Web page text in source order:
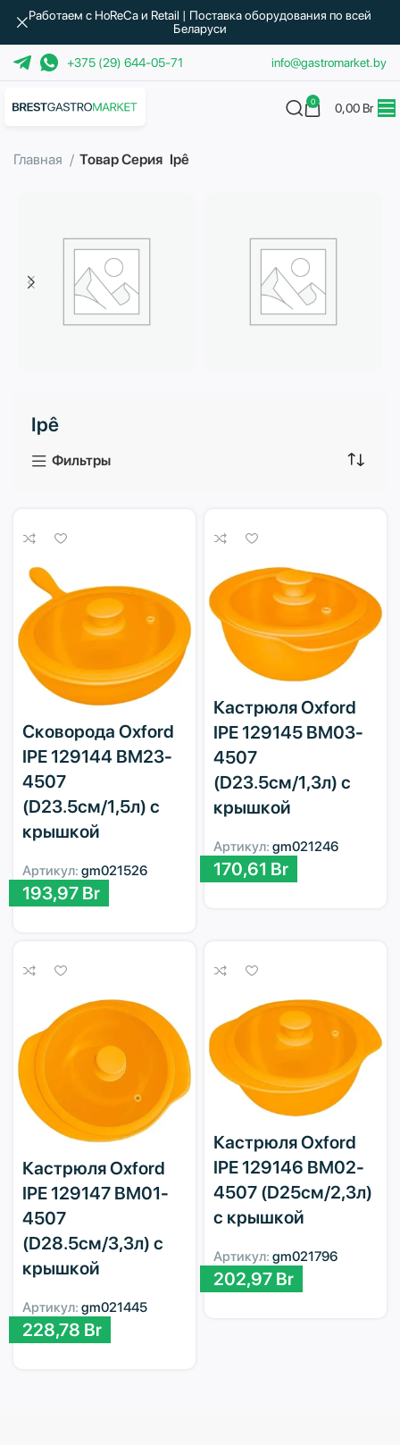
+375 (29) 644-05-71 info@gastromarket.by
0 0,00 Br
Главная Товар Серия Ipê
Ipê
Фильтры
Сковорода Oxford
IPE 129144 BM23-
4507
(D23.5см/1,5л) с
крышкой
Артикул: gm021526
193,97 Br
Кастрюля Oxford
IPE 129145 BM03-
4507
(D23.5см/1,3л) с
крышкой
Артикул: gm021246
170,61 Br
Кастрюля Oxford
IPE 129147 BM01-
4507
(D28.5см/3,3л) с
крышкой
Артикул: gm021445
228,78 Br
Кастрюля Oxford
IPE 129146 BM02-
4507 (D25см/2,3л)
с крышкой
Артикул: gm021796
202,97 Br
Работаем с HoReCa и Retail | Поставка оборудования по всей
Беларуси